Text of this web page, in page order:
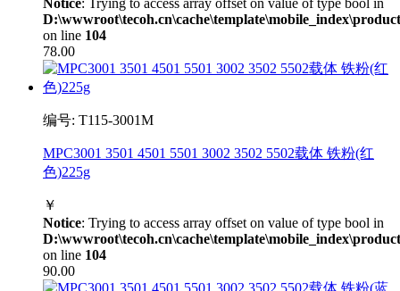
Notice: Trying to access array offset on value of type bool in
on line 104
78.00
编号: T115-3001M
MPC3001 3501 4501 5501 3002 3502 5502载体 铁粉(红
色)225g
￥
Notice: Trying to access array offset on value of type bool in
on line 104
90.00